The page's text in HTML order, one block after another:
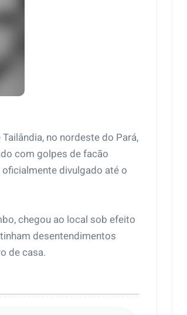
no nordeste do Pará,
com golpes de facão
divulgado até o
chegou ao local sob efeito
desentendimentos
de casa.